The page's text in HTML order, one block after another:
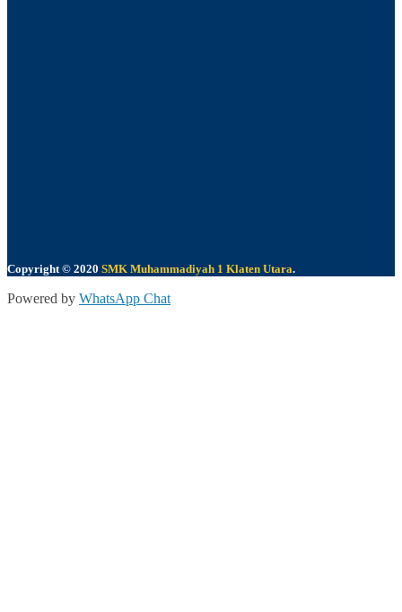
Copyright © 2020 SMK Muhammadiyah 1 Klaten Utara.
Powered by WhatsApp Chat